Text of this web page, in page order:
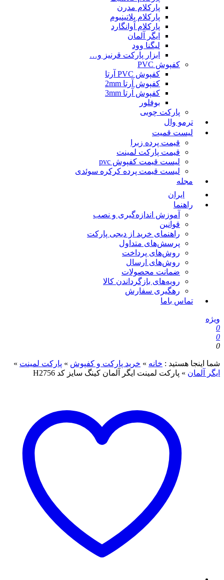
پارکلام مدرن
پارکلام پلاتینیوم
پارکلام آوانگارد
ایگر آلمان
لیگنا وود
ابزار پارکت قرنیز و…
کفپوش PVC
کفپوش PVC آرتا
کفپوش آرتا 2mm
کفپوش آرتا 3mm
بوفلور
پارکت چوبی
ترمو وال
لیست قمیت
قیمت پرده زبرا
قیمت پارکت لمینت
لیست قیمت کفپوش pvc
لیست قیمت پرده کرکره سوئدی
مجله
ایران
راهنما
آموزش اندازه‌گیری و نصب
قوانین
راهنمای خرید از دیجی پارکت
پرسش‌های متداول
روش‌های پرداخت
روش‌های ارسال
ضمانت محصولات
رویه‌های بازگرداندن کالا
رهگیری سفارش
تماس باما
ویژه
0
0
0
شما اینجا هستید : خانه » خرید پارکت و کفپوش » پارکت لمینت »
ایگر آلمان » پارکت لمینت ایگر آلمان کینگ سایز کد H2756